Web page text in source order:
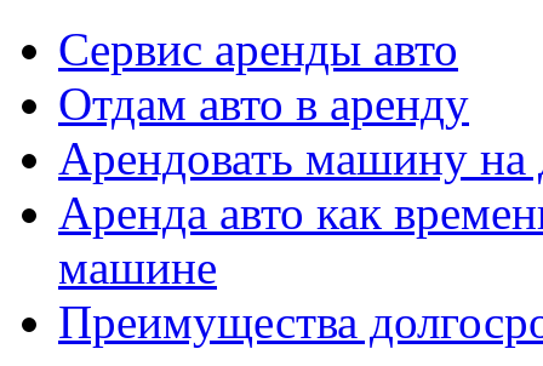
Сервис аренды авто
Отдам авто в аренду
Арендовать машину на
Аренда авто как
машине
Преимущества